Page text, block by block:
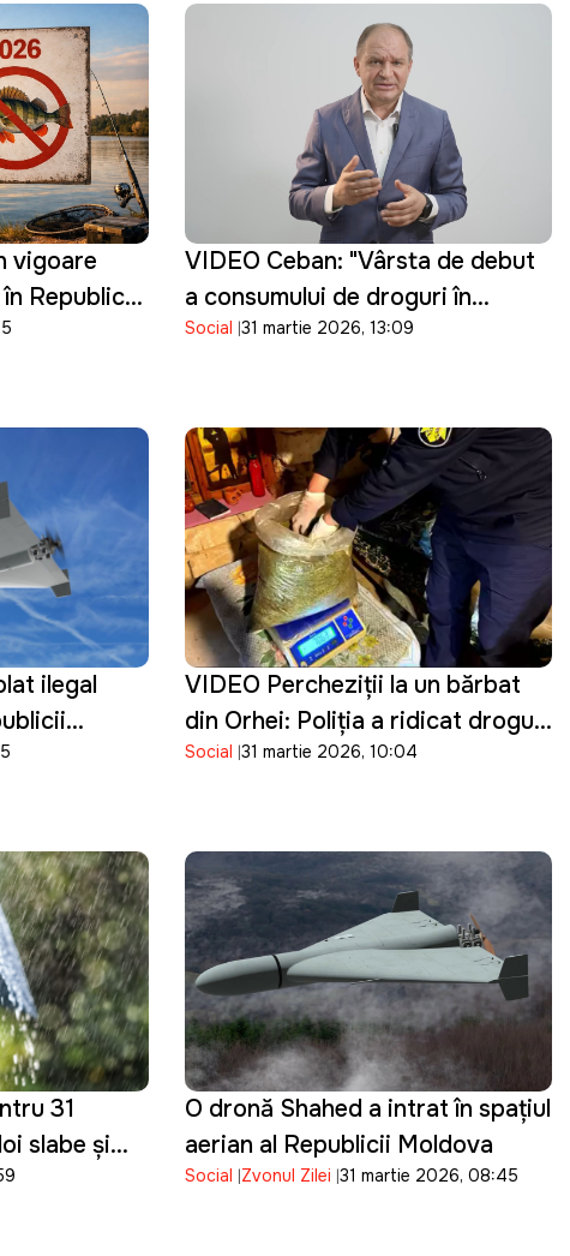
vigoare
Republica
VIDEO Ceban: "Vârsta de debut
a consumului de droguri în
Chișinău a ajuns la 15 ani.
Social 31 martie 2026, 13:09
ilegal
VIDEO Percheziţii la un bărbat
din Orhei: Poliţia a ridicat droguri
de cinci milioane de lei
Social 31 martie 2026, 10:04
31
slabe și
în toată
O dronă Shahed a intrat în spațiul
aerian al Republicii Moldova
Social Zvonul Zilei 31 martie 2026, 08:45